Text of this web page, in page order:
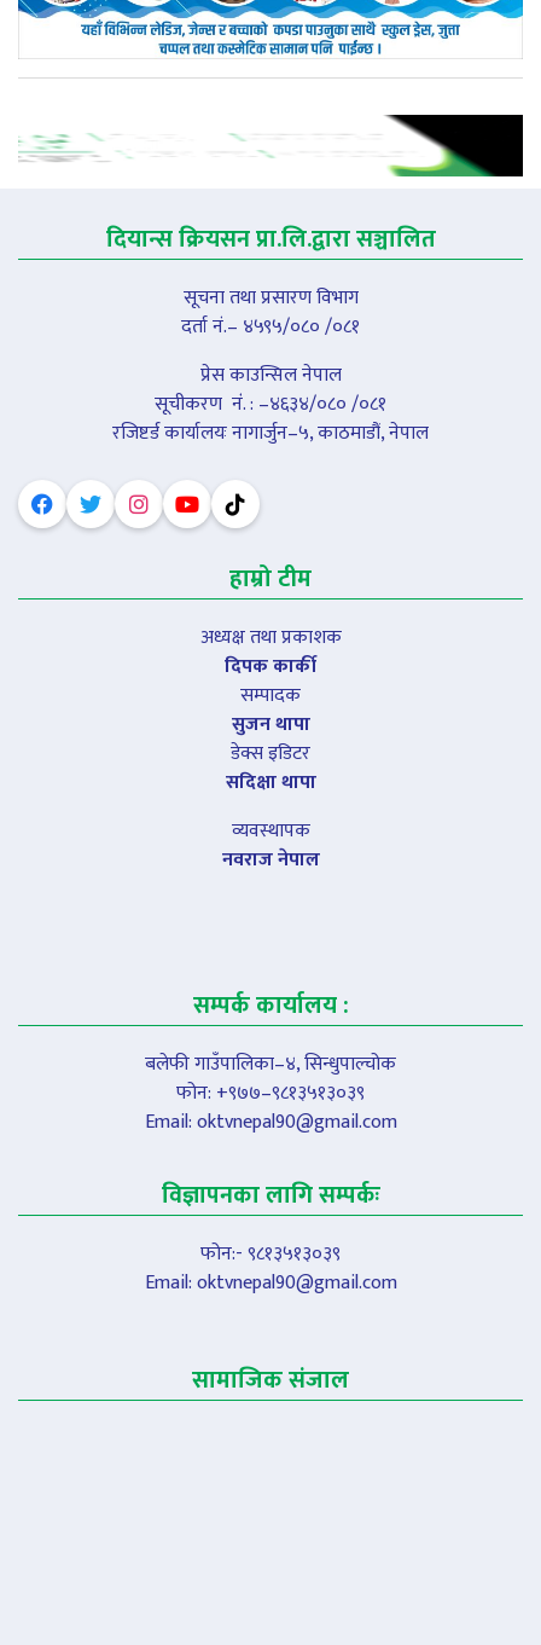
दियान्स क्रियसन प्रा.लि.द्वारा सञ्चालित
सूचना तथा प्रसारण विभाग
दर्ता नं.– ४५९५/०८० /०८१
प्रेस काउन्सिल नेपाल
सूचीकरण नंं. : –४६३४/०८० /०८१
रजिष्टर्ड कार्यालयः नागार्जुन–५, काठमाडौं, नेपाल
हाम्रो टीम
अध्यक्ष तथा प्रकाशक
दिपक कार्की
सम्पादक
सुजन थापा
डेक्स इडिटर
सदिक्षा थापा
व्यवस्थापक
नवराज नेपाल
सम्पर्क कार्यालय :
बलेफी गाउँपालिका–४, सिन्धुपाल्चोक
फोन: +९७७–९८१३५१३०३९
Email:oktvnepal90@gmail.com
विज्ञापनका लागि सम्पर्कः
फोन:- ९८१३५१३०३९
Email:oktvnepal90@gmail.com
सामाजिक संजाल